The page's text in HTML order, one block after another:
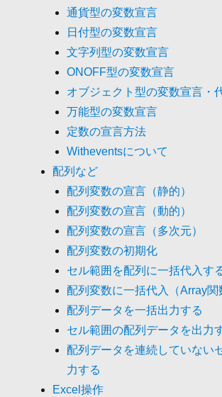
通貨型の変数宣言
日付型の変数宣言
文字列型の変数宣言
ONOFF型の変数宣言
オブジェクト型の変数宣言・
万能型の変数宣言
定数の宣言方法
Witheventsについて
配列など
配列変数の宣言（静的）
配列変数の宣言（動的）
配列変数の宣言（多次元）
配列変数の初期化
セル範囲を配列に一括代入す
配列変数に一括代入（Array関
配列データを一括出力する
セル範囲の配列データを出力
配列データを連続していない
力する
Excel操作